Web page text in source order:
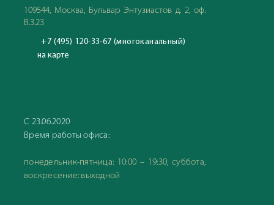
109544, Москва, Бульвар Энтузиастов д. 2, оф.
В.3.23
+7 (495) 120-33-67 (многоканальный)
на карте
С 23.06.2020
Время работы офиса:
понедельник-пятница: 10:00 – 19:30, суббота,
воскресение: выходной